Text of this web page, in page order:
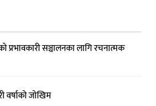
सञ्चालनका लागि रचनात्मक
वर्षाको जोखिम